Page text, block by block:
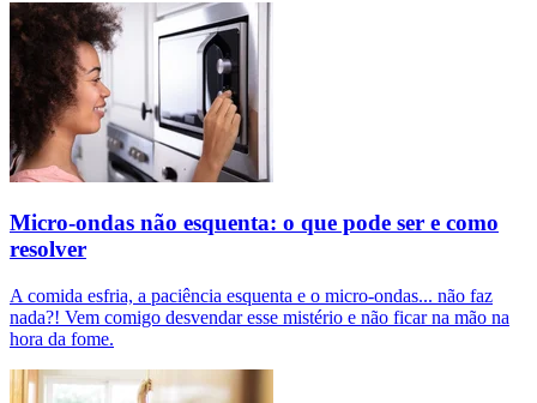
Micro-ondas não esquenta: o que pode ser e como
resolver
A comida esfria, a paciência esquenta e o micro-ondas... não faz
nada?! Vem comigo desvendar esse mistério e não ficar na mão na
hora da fome.